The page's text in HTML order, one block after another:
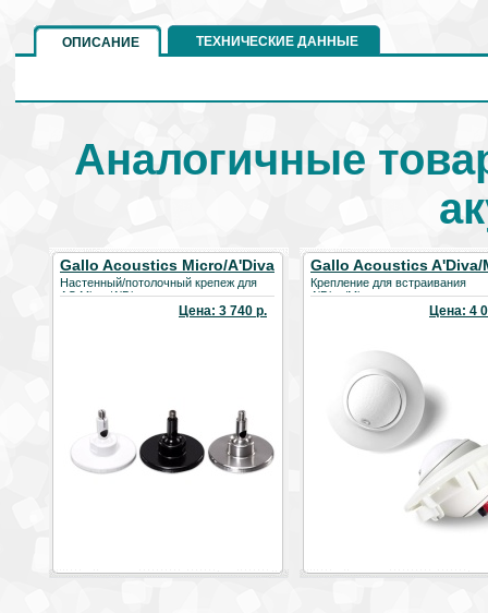
ОПИСАНИЕ ТЕХНИЧЕСКИЕ ДАННЫЕ
Аналогичные
Gallo Acoustics Micro/A'Diva
Wall Mount
Настенный/потолочный крепеж для
АС Micro/A'Diva
Цена: 3 740 р.
Gallo Acoustics A'Diva/
in-wall/in-ceiling mount
Крепление для встраивания
A'Diva/Micro
Цена: 4